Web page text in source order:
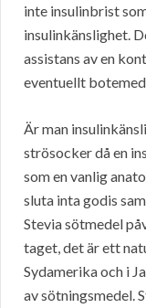
inte insulinbrist
insulinkänslighet.
assistans av en
eventuellt
Är man
strösocker då en
som en vanlig
sluta inta godis
Stevia sötmedel
taget, det är ett
Sydamerika och i
av sötningsmedel.